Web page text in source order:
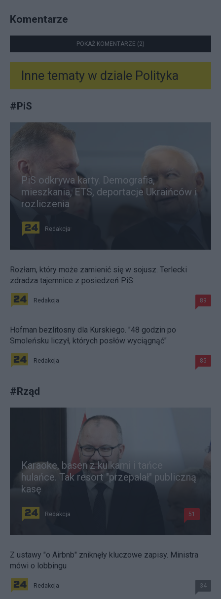
Komentarze
POKAŻ KOMENTARZE (2)
Inne tematy w dziale Polityka
#PiS
PiS odkrywa karty. Demografia,
mieszkania, ETS, deportacje Ukraińców i
rozliczenia
Redakcja
Rozłam, który może zamienić się w sojusz. Terlecki
zdradza tajemnice z posiedzeń PiS
Redakcja 89
Hofman bezlitosny dla Kurskiego. "48 godzin po
Smoleńsku liczył, których posłów wyciągnąć"
Redakcja 85
#Rząd
Karaoke, basen z kulkami i tańce
hulańce. Tak resort "przepalał" publiczną
kasę
Redakcja 51
Z ustawy "o Airbnb" zniknęły kluczowe zapisy. Ministra
mówi o lobbingu
Redakcja 34